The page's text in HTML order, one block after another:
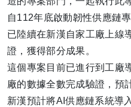
自112年底啟動韌性供應鏈
已陸續在新漢自家工廠上線
證，獲得部分成果。
這個專案目前已進行到工廠
廠的數據全數完成驗證，預
新漢預計將AI供應鏈系統導